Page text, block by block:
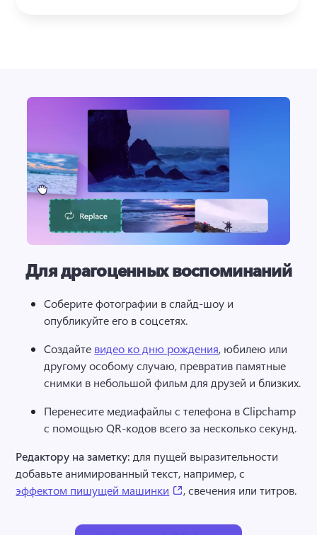
Для драгоценных воспоминаний
Соберите фотографии в слайд-шоу и
опубликуйте его в соцсетях.
Создайте видео ко дню рождения, юбилею или
другому особому случаю, превратив памятные
Перенесите медиафайлы с телефона в Clipchamp
с помощью QR-кодов всего за несколько секунд.
Редактору на заметку: для пущей выразительности
добавьте анимированный текст, например, с
эффектом пишущей машинки
(opens in a new tab)
, свечения или титров.